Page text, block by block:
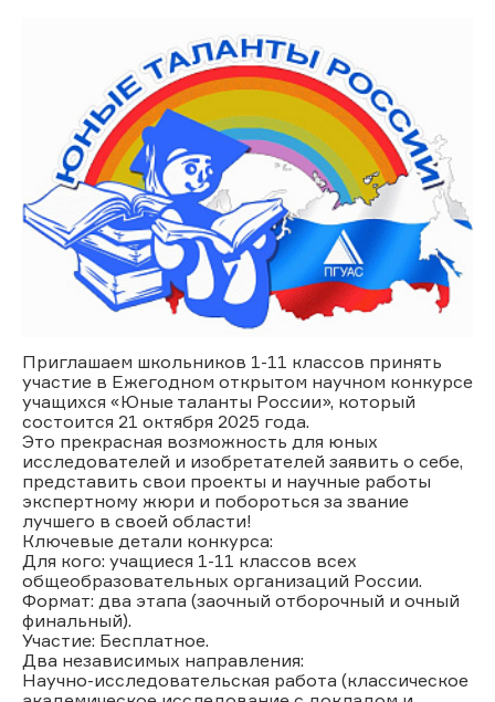
Приглашаем школьников 1-11 классов принять
участие в Ежегодном открытом научном конкурсе
учащихся «Юные таланты России», который
состоится 21 октября 2025 года.
Это прекрасная возможность для юных
исследователей и изобретателей заявить о себе,
представить свои проекты и научные работы
экспертному жюри и побороться за звание
лучшего в своей области!
Ключевые детали конкурса:
Для кого: учащиеся 1-11 классов всех
общеобразовательных организаций России.
Формат: два этапа (заочный отборочный и очный
финальный).
Участие: Бесплатное.
Два независимых направления:
Научно-исследовательская работа (классическое